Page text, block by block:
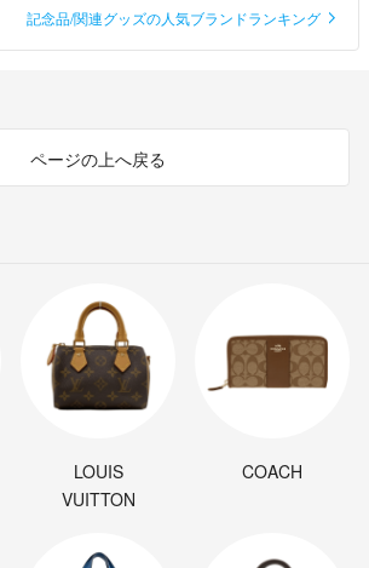
記念品/関連グッズの人気ブランドランキング
ページの上へ戻る
LOUIS
VUITTON
COACH